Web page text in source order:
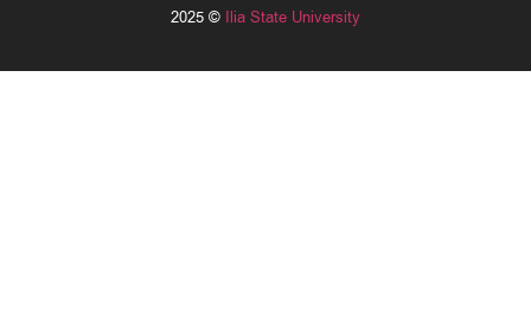
2025 © Ilia State University